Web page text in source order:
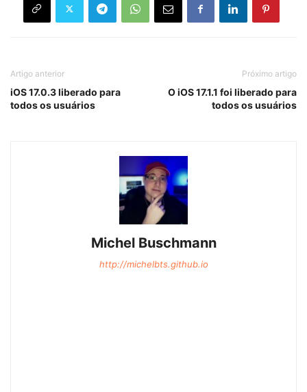
Artigo anterior
iOS 17.0.3 liberado para
todos os usuários
Próximo artigo
O iOS 17.1.1 foi liberado para
todos os usuários
Michel Buschmann
http://michelbts.github.io